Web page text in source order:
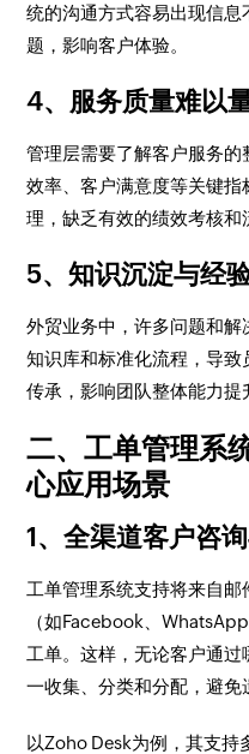
统的沟通方式容易出现信
题，影响客户体验。
4、服务质量难以
管理层需要了解客户服务
效率、客户满意度等关键
理，缺乏有效的绩效考核和
5、知识沉淀与经
外贸业务中，许多问题和
知识库和标准化流程，导
传承，影响团队整体能力提
二、工单管理系
心应用场景
1、全渠道客户咨
工单管理系统支持将来自
（如Facebook、
工单。这样，无论客户通
一收集、分类和分配，避免
以Zoho Desk为例，其支持